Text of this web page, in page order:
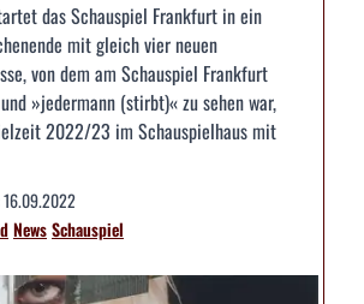
das Schauspiel Frankfurt in ein
mit gleich vier neuen
von dem am Schauspiel Frankfurt
»jedermann (stirbt)« zu sehen war,
2022/23 im Schauspielhaus mit
16.09.2022
NewsSchauspiel